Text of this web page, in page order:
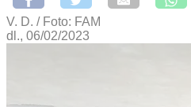
V. D. / Foto: FAM
dl., 06/02/2023